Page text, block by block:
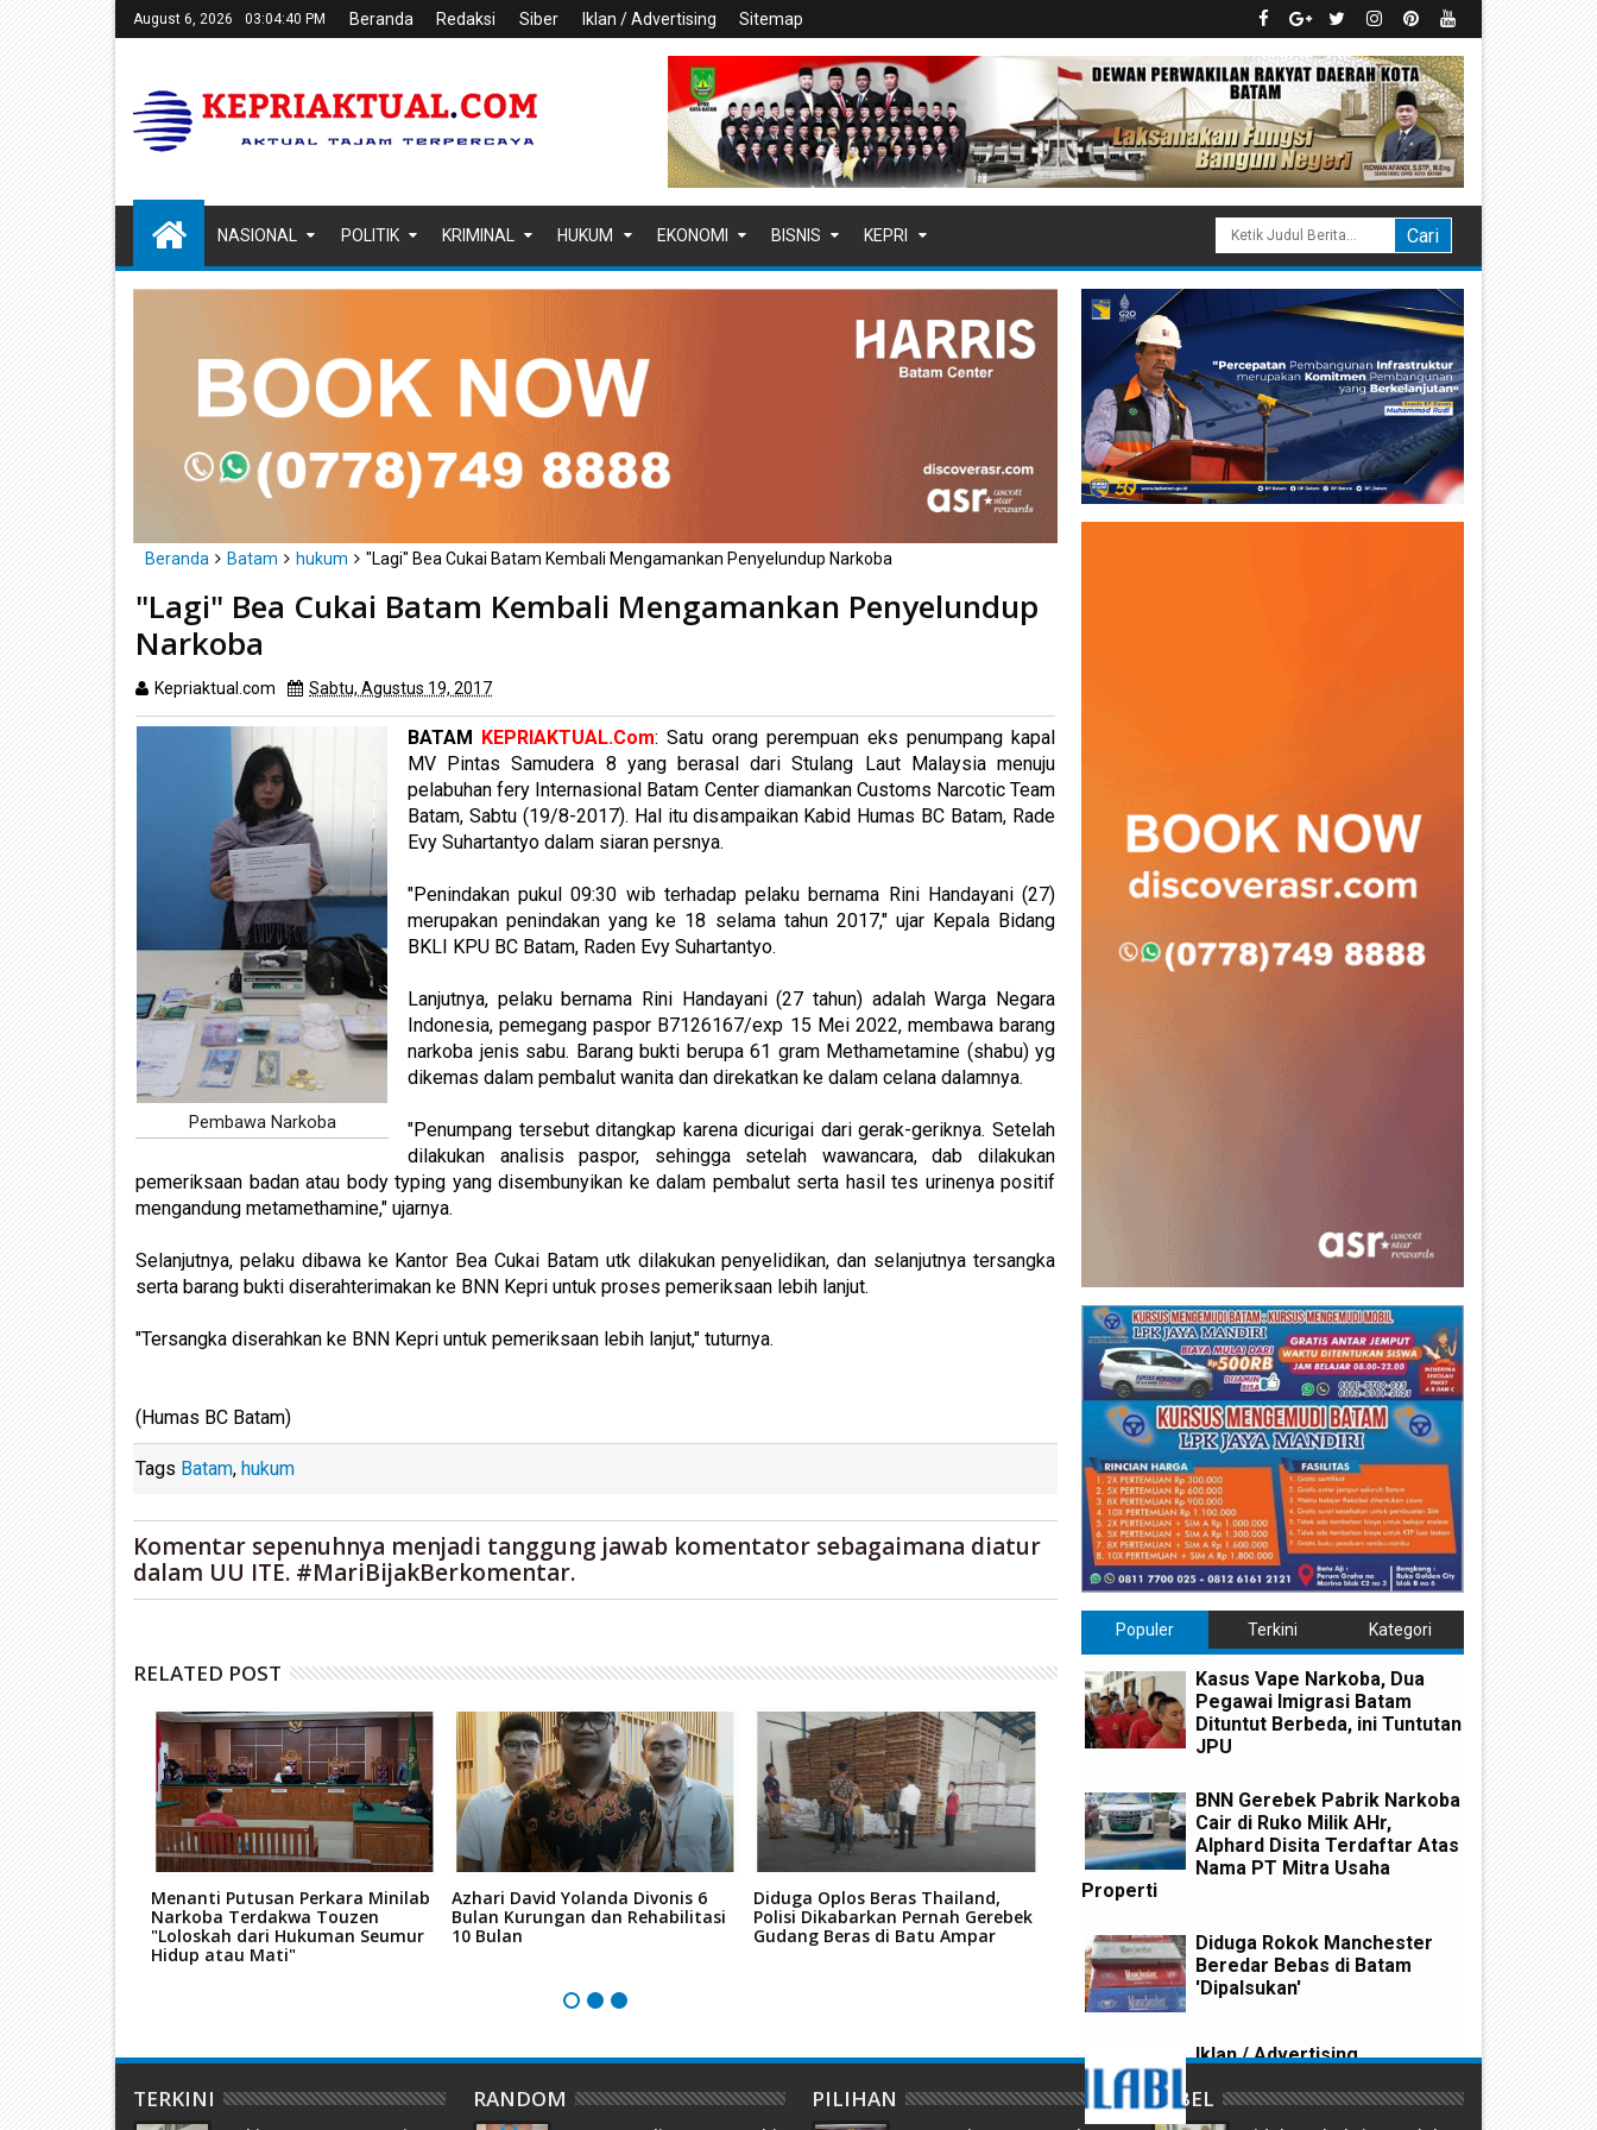
August 6, 2026 03:04:41 PM Beranda Redaksi Siber Iklan / Advertising Sitemap
NASIONAL POLITIK KRIMINAL HUKUM EKONOMI BISNIS KEPRI
Beranda Batam hukum "Lagi" Bea Cukai Batam Kembali Mengamankan Penyelundup Narkoba
"Lagi" Bea Cukai Batam Kembali Mengamankan Penyelundup
Narkoba
Kepriaktual.com Sabtu, Agustus 19, 2017
Pembawa Narkoba
BATAM KEPRIAKTUAL.Com: Satu orang perempuan eks penumpang kapal
MV Pintas Samudera 8 yang berasal dari Stulang Laut Malaysia menuju
pelabuhan fery Internasional Batam Center diamankan Customs Narcotic Team
Batam, Sabtu (19/8-2017). Hal itu disampaikan Kabid Humas BC Batam, Rade
Evy Suhartantyo dalam siaran persnya.
"Penindakan pukul 09:30 wib terhadap pelaku bernama Rini Handayani (27)
merupakan penindakan yang ke 18 selama tahun 2017," ujar Kepala Bidang
BKLI KPU BC Batam, Raden Evy Suhartantyo.
Lanjutnya, pelaku bernama Rini Handayani (27 tahun) adalah Warga Negara
Indonesia, pemegang paspor B7126167/exp 15 Mei 2022, membawa barang
narkoba jenis sabu. Barang bukti berupa 61 gram Methametamine (shabu) yg
dikemas dalam pembalut wanita dan direkatkan ke dalam celana dalamnya.
"Penumpang tersebut ditangkap karena dicurigai dari gerak-geriknya. Setelah
dilakukan analisis paspor, sehingga setelah wawancara, dab dilakukan
pemeriksaan badan atau body typing yang disembunyikan ke dalam pembalut serta hasil tes urinenya positif
mengandung metamethamine," ujarnya.
Selanjutnya, pelaku dibawa ke Kantor Bea Cukai Batam utk dilakukan penyelidikan, dan selanjutnya tersangka
serta barang bukti diserahterimakan ke BNN Kepri untuk proses pemeriksaan lebih lanjut.
"Tersangka diserahkan ke BNN Kepri untuk pemeriksaan lebih lanjut," tuturnya.
(Humas BC Batam)
Tags Batam, hukum
Komentar sepenuhnya menjadi tanggung jawab komentator sebagaimana diatur
dalam UU ITE. #MariBijakBerkomentar.
RELATED POST
Menanti Putusan Perkara Minilab
Narkoba Terdakwa Touzen
"Loloskah dari Hukuman Seumur
Hidup atau Mati"
Azhari David Yolanda Divonis 6
Bulan Kurungan dan Rehabilitasi
10 Bulan
Diduga Oplos Beras Thailand,
Polisi Dikabarkan Pernah Gerebek
Gudang Beras di Batu Ampar
Dipicu Rasa Sakit Hati Sering
Istrinya Sendiri
Polisi
Populer Terkini Kategori
Kasus Vape Narkoba, Dua
Pegawai Imigrasi Batam
Dituntut Berbeda, ini Tuntutan
JPU
BNN Gerebek Pabrik Narkoba
Cair di Ruko Milik AHr,
Alphard Disita Terdaftar Atas
Nama PT Mitra Usaha
Properti
Diduga Rokok Manchester
Beredar Bebas di Batam
'Dipalsukan'
Iklan / Advertising
TERKINI RANDOM PILIHAN LABEL